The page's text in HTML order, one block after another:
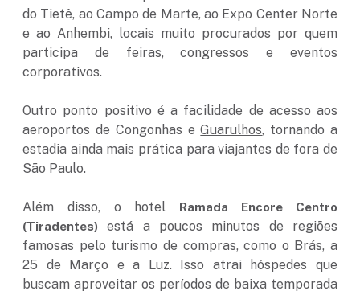
do Tietê, ao Campo de Marte, ao Expo Center Norte
e ao Anhembi, locais muito procurados por quem
participa de feiras, congressos e eventos
corporativos.
Outro ponto positivo é a facilidade de acesso aos
aeroportos de Congonhas eGuarulhos, tornando a
estadia ainda mais prática para viajantes de fora de
São Paulo.
Além disso, o hotel Ramada Encore Centro
(Tiradentes)
está a poucos minutos de regiões
famosas pelo turismo de compras, como o Brás, a
25 de Março e a Luz. Isso atrai hóspedes que
buscam aproveitar os períodos de baixa temporada